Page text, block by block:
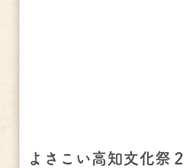
よさこい高知文化祭